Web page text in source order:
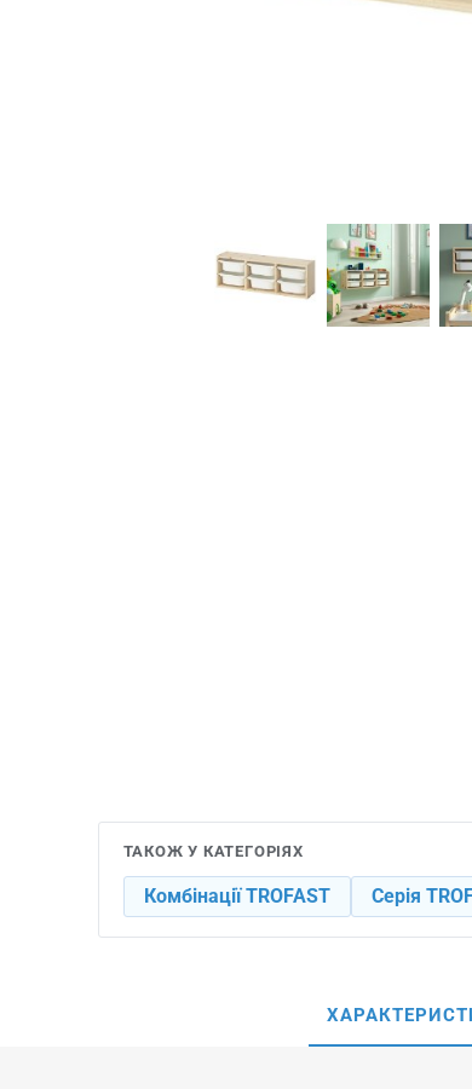
ТАКОЖ У КАТЕГОРІЯХ
Комбінації TROFAST Серія